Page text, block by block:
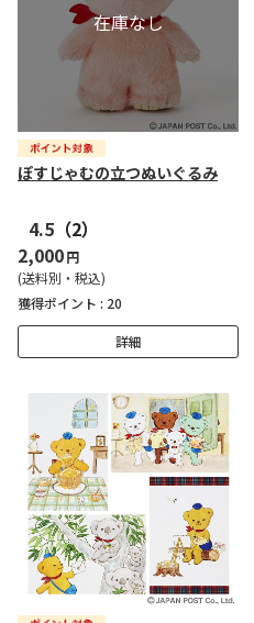
ぽすじゃむの立つぬいぐるみ
4.5 （2）
2,000円
(送料別・税込)
獲得ポイント : 20
詳細